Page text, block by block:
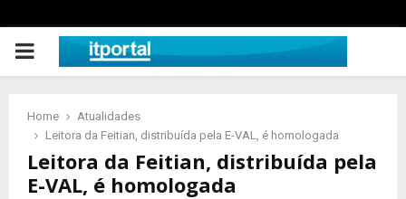
PRIMARY
Home
Atualidades
Leitora da Feitian, distribuída pela E-VAL, é homologada
Leitora da Feitian, distribuída pela
E-VAL, é homologada